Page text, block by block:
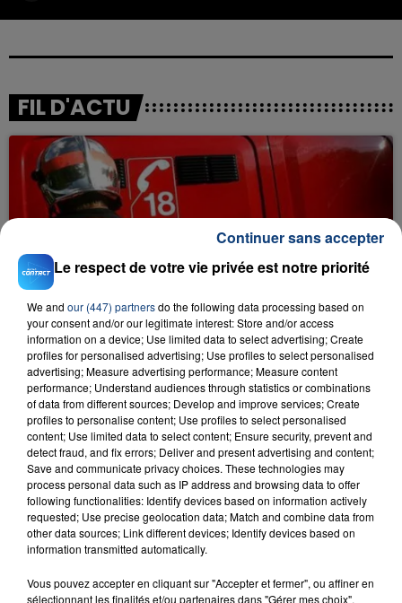
FIL D'ACTU
23 juillet 2026
INCENDIE MORTEL À LENS : UNE FEMME ET
SON BÉBÉ ENTRE LA VIE ET LA...
Un homme s'est immolé par le feu après avoir
aspergé sa compagne et leur bébé de trois mois
d'un liquide inflammable.
20 juillet 2026
UNE ADOLESCENTE DEVANT SE FAIRE
OPÉRER DE LA CHEVILLE RESSORT DE LA...
reconnu sa responsabilité et présenté ses
Le respect de votre vie privée est notre priorité
We and our (447) partnersdo the following data processing based on
your consent and/or our legitimate interest: Store and/or access
information on a device; Use limited data to select advertising; Create
profiles for personalised advertising; Use profiles to select personalised
advertising; Measure advertising performance; Measure content
performance; Understand audiences through statistics or combinations
of data from different sources; Develop and improve services; Create
profiles to personalise content; Use profiles to select personalised
content; Use limited data to select content; Ensure security, prevent and
detect fraud, and fix errors; Deliver and present advertising and content;
Save and communicate privacy choices. These technologies may
process personal data such as IP address and browsing data to offer
following functionalities: Identify devices based on information actively
requested; Use precise geolocation data; Match and combine data from
other data sources; Link different devices; Identify devices based on
information transmitted automatically.
Vous pouvez accepter en cliquant sur "Accepter et fermer", ou affiner en
sélectionnant les finalités et/ou partenaires dans "Gérer mes choix".
Continuer sans accepter